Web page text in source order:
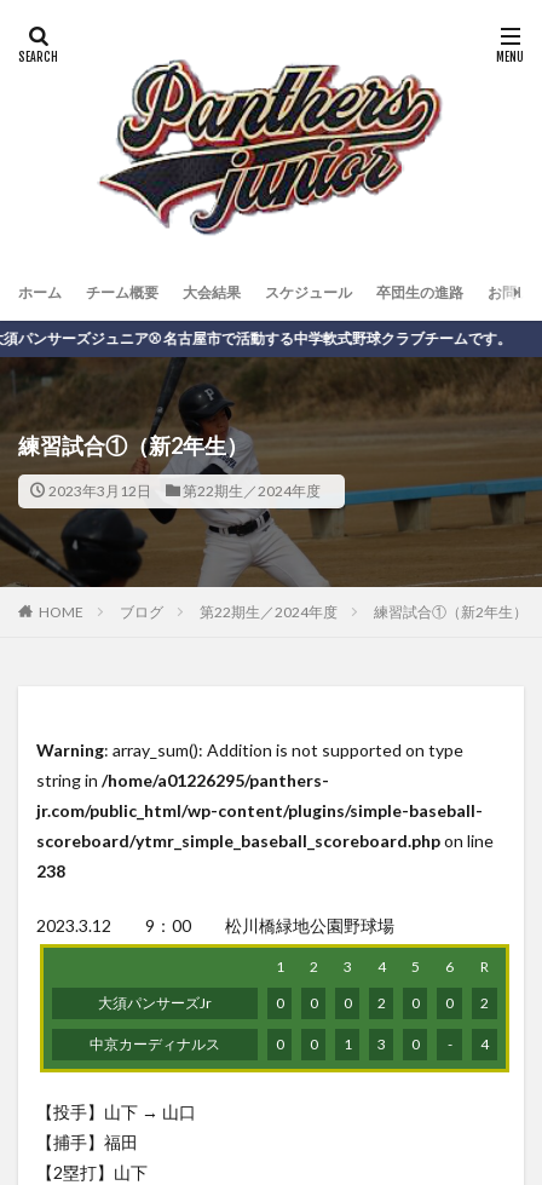
ホーム チーム概要 大会結果 スケジュール 卒団生の進路 お問い
ジュニア⚾️ 名古屋市で活動する中学軟式野球クラブチームです。
練習試合①（新2年生）
2023年3月12日 第22期生／2024年度
HOME ブログ 第22期生／2024年度 練習試合①（新2年生）
Warning: array_sum(): Addition is not supported on type
string in /home/a01226295/panthers-
jr.com/public_html/wp-content/plugins/simple-baseball-
scoreboard/ytmr_simple_baseball_scoreboard.phpon line
238
2023.3.12 9：00 松川橋緑地公園野球場
1 2 3 4 5 6
R
大須パンサーズJr
0 0 0 2 0 0 2
中京カーディナルス 0 0 1 3 0 - 4
【投手】山下 → 山口
【捕手】福田
【2塁打】山下